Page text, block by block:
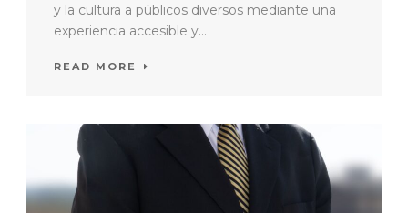
y la cultura a públicos diversos mediante una
experiencia accesible y...
READ MORE